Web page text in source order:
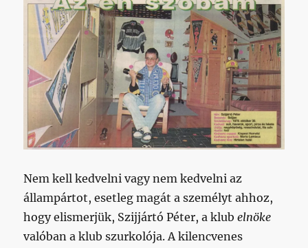
Nem kell kedvelni vagy nem kedvelni az
állampártot, esetleg magát a személyt ahhoz,
hogy elismerjük, Szijjártó Péter, a klubelnöke
valóban a klub szurkolója. A kilencvenes